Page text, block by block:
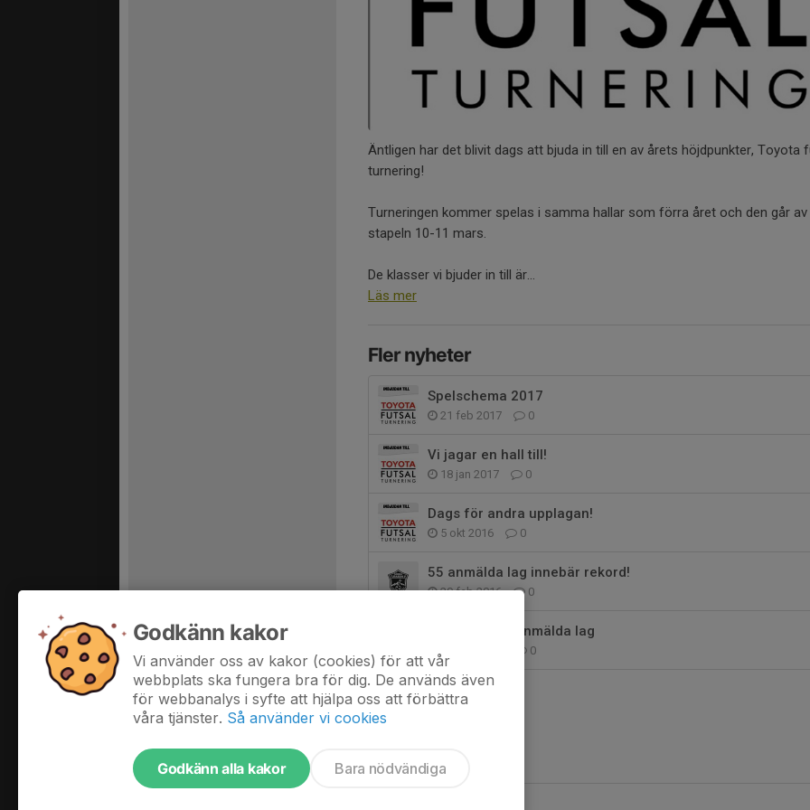
Äntligen har det blivit dags att bjuda in till en av årets höjdpunkter, Toyota
turnering!
Turneringen kommer spelas i samma hallar som förra året och den går av
stapeln 10-11 mars.
De klasser vi bjuder in till är...
Läs mer
Fler nyheter
Spelschema 2017
21 feb 2017 0
Vi jagar en hall till!
18 jan 2017 0
Dags för andra upplagan!
5 okt 2016 0
55 anmälda lag innebär rekord!
29 feb 2016 0
Inbjudan och anmälda lag
17 dec 2015 0
Godkänn kakor
Vi använder oss av kakor (cookies) för att vår
webbplats ska fungera bra för dig. De används även
för webbanalys i syfte att hjälpa oss att förbättra
våra tjänster. Så använder vi cookies
Godkänn alla kakor Bara nödvändiga